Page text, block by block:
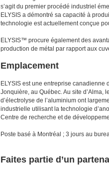
s’agit du premier procédé industriel
ELYSIS a démontré sa capacité à
technologie est actuellement conçue
ELYSIS™ procure également des
production de métal par rapport aux
Emplacement
ELYSIS est une entreprise canadienne
Jonquière, au Québec. Au site d’Alma,
d’électrolyse de l’aluminium ont
industrielle utilisant la technologie
Centre de recherche et de
Poste basé à Montréal ; 3 jours au
Faites partie d’un